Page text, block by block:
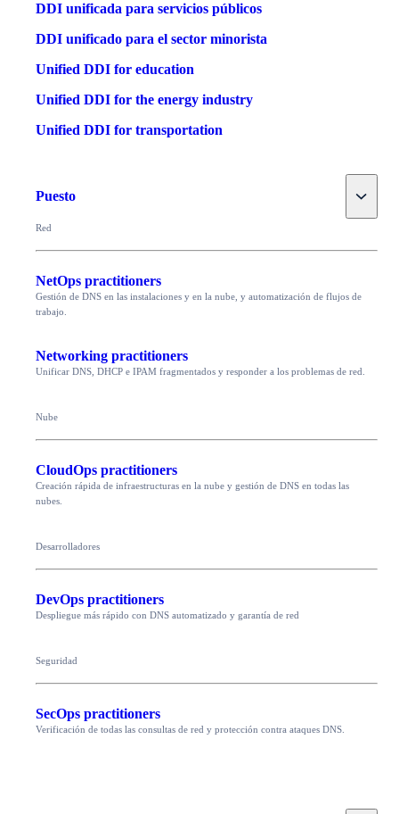
DDI unificada para servicios públicos
DDI unificado para el sector minorista
Unified DDI for education
Unified DDI for the energy industry
Unified DDI for transportation
Puesto Toggle
Red
NetOps practitioners
Gestión de DNS en las instalaciones y en la nube, y automatización de flujos de
trabajo.
Networking practitioners
Unificar DNS, DHCP e IPAM fragmentados y responder a los problemas de red.
Nube
CloudOps practitioners
Creación rápida de infraestructuras en la nube y gestión de DNS en todas las
nubes.
Desarrolladores
DevOps practitioners
Despliegue más rápido con DNS automatizado y garantía de red
Seguridad
SecOps practitioners
Verificación de todas las consultas de red y protección contra ataques DNS.